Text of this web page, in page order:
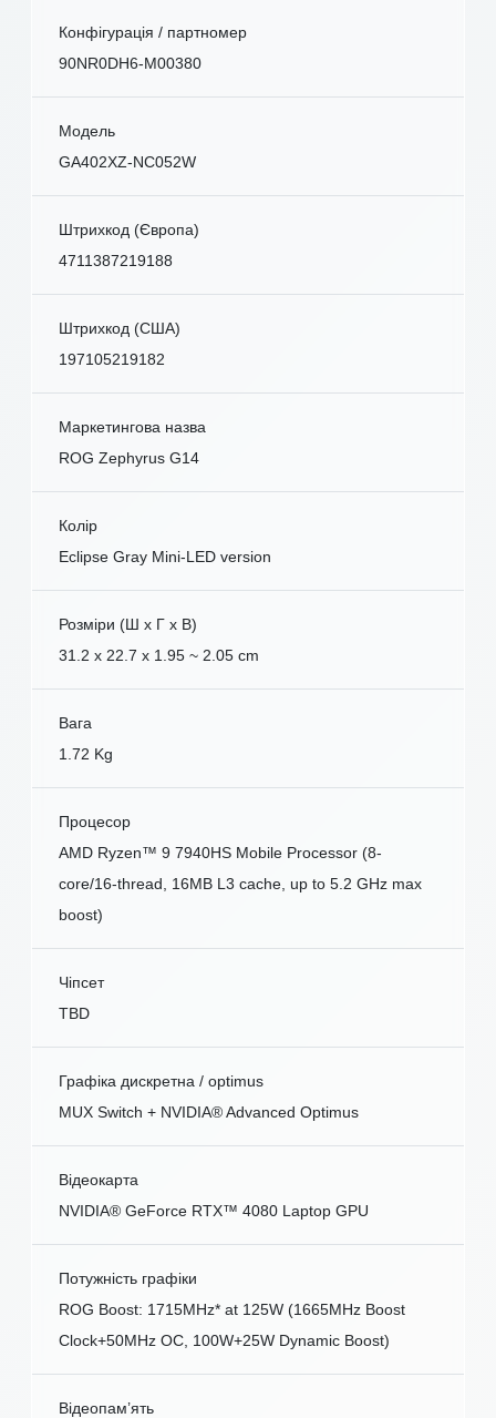
Конфігурація / партномер
90NR0DH6-M00380
Модель
GA402XZ-NC052W
Штрихкод (Європа)
4711387219188
Штрихкод (США)
197105219182
Маркетингова назва
ROG Zephyrus G14
Колір
Eclipse Gray Mini-LED version
Розміри (Ш x Г x В)
31.2 x 22.7 x 1.95 ~ 2.05 cm
Вага
1.72 Kg
Процесор
AMD Ryzen™ 9 7940HS Mobile Processor (8-
core/16-thread, 16MB L3 cache, up to 5.2 GHz max
boost)
Чіпсет
TBD
Графіка дискретна / optimus
MUX Switch + NVIDIA® Advanced Optimus
Відеокарта
NVIDIA® GeForce RTX™ 4080 Laptop GPU
Потужність графіки
ROG Boost: 1715MHz* at 125W (1665MHz Boost
Clock+50MHz OC, 100W+25W Dynamic Boost)
Відеопам’ять